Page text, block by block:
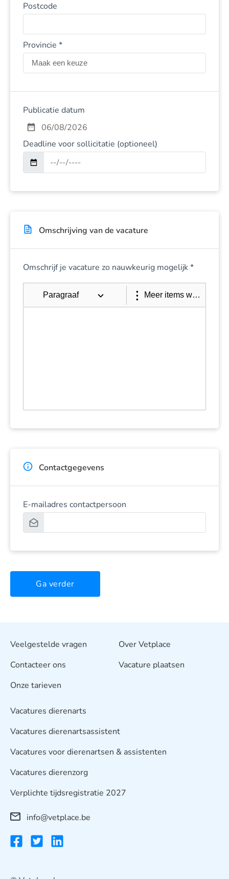
Postcode
Provincie *
Publicatie datum
06/08/2026
Deadline voor sollicitatie (optioneel)
Omschrijving van de vacature
Omschrijf je vacature zo nauwkeurig mogelijk *
Paragraaf Meer items weergeven
Contactgegevens
E-mailadres contactpersoon
Ga verder
Veelgestelde vragen
Contacteer ons
Onze tarieven
Over Vetplace
Vacature plaatsen
Vacatures dierenarts
Vacatures dierenartsassistent
Vacatures voor dierenartsen & assistenten
Vacatures dierenzorg
Verplichte tijdsregistratie 2027
info@vetplace.be